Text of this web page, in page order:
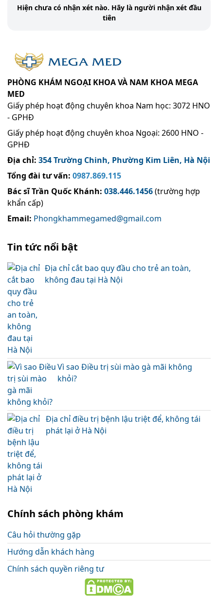
Hiện chưa có nhận xét nào. Hãy là người nhận xét đầu
tiên
PHÒNG KHÁM NGOẠI KHOA VÀ NAM KHOA MEGA
MED
Giấy phép hoạt động chuyên khoa Nam học: 3072 HNO
- GPHĐ
Giấy phép hoạt động chuyên khoa Ngoại: 2600 HNO -
GPHĐ
Địa chỉ: 354 Trường Chinh, Phường Kim Liên, Hà Nội
Tổng đài tư vấn: 0987.869.115
Bác sĩ Trần Quốc Khánh: 038.446.1456(trường hợp
khẩn cấp)
Email: Phongkhammegamed@gmail.com
Tin tức nổi bật
Địa chỉ cắt bao quy đầu cho trẻ an toàn,
không đau tại Hà Nội
Vì sao Điều trị sùi mào gà mãi không
khỏi?
Địa chỉ điều trị bệnh lậu triệt để, không tái
phát lại ở Hà Nội
Chính sách phòng khám
Câu hỏi thường gặp
Hướng dẫn khách hàng
Chính sách quyền riêng tư